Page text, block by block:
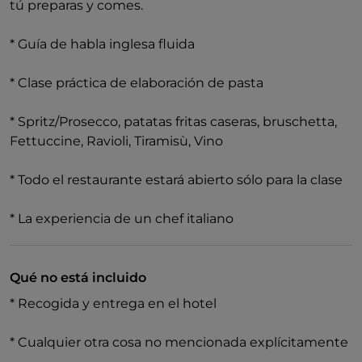
tú preparas y comes.
* Guía de habla inglesa fluida
* Clase práctica de elaboración de pasta
* Spritz/Prosecco, patatas fritas caseras, bruschetta,
Fettuccine, Ravioli, Tiramisù, Vino
* Todo el restaurante estará abierto sólo para la clase
* La experiencia de un chef italiano
Qué no está incluido
* Recogida y entrega en el hotel
* Cualquier otra cosa no mencionada explícitamente